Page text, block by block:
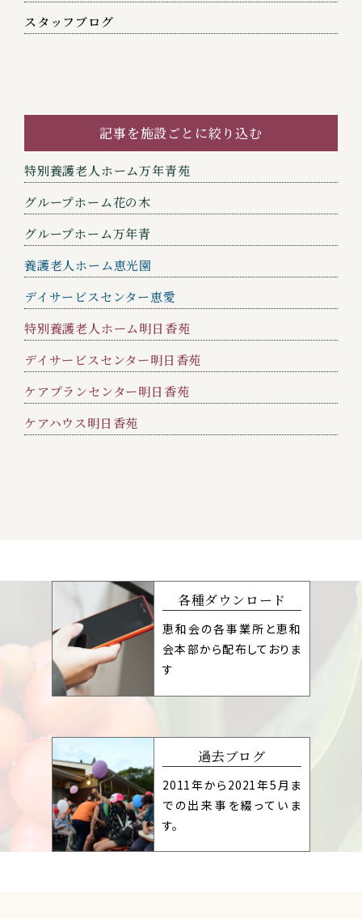
スタッフブログ
記事を施設ごとに絞り込む
特別養護老人ホーム万年青苑
グループホーム花の木
グループホーム万年青
養護老人ホーム恵光園
デイサービスセンター恵愛
特別養護老人ホーム明日香苑
デイサービスセンター明日香苑
ケアプランセンター明日香苑
ケアハウス明日香苑
各種ダウンロード
恵和会の各事業所と恵和
会本部から配布しておりま
す
過去ブログ
2011年から2021年5月ま
での出来事を綴っていま
す。